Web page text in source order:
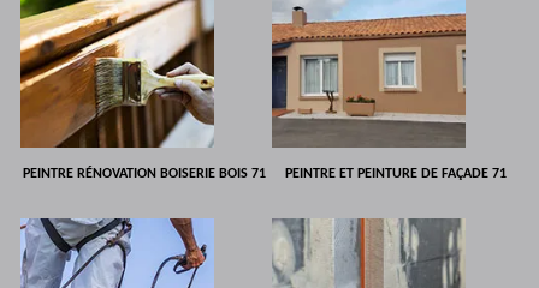
PEINTRE RÉNOVATION BOISERIE BOIS 71 PEINTRE ET PEINTURE DE FAÇADE 71